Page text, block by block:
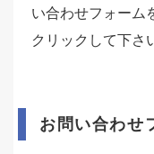
い合わせフォーム
クリックして下さ
お問い合わせ